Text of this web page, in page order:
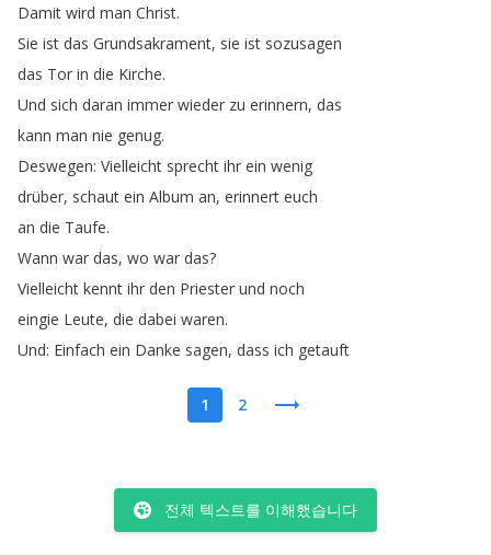
Damit wird man Christ.
Sie ist das Grundsakrament, sie ist sozusagen
das Tor in die Kirche.
Und sich daran immer wieder zu erinnern, das
kann man nie genug.
Deswegen: Vielleicht sprecht ihr ein wenig
drüber, schaut ein Album an, erinnert euch
an die Taufe.
Wann war das, wo war das?
Vielleicht kennt ihr den Priester und noch
eingie Leute, die dabei waren.
Und: Einfach ein Danke sagen, dass ich getauft
1 2
전체 텍스트를 이해했습니다